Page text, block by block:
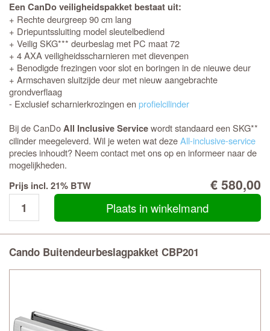
Een CanDo veiligheidspakket bestaat uit:
+ Rechte deurgreep 90 cm lang
+ Driepuntssluiting model sleutelbediend
+ Veilig SKG*** deurbeslag met PC maat 72
+ 4 AXA veiligheidsscharnieren met dievenpen
+ Benodigde frezingen voor slot en boringen in de nieuwe deur
+ Armschaven sluitzijde deur met nieuw aangebrachte
grondverflaag
- Exclusief scharnierkrozingen enprofielcilinder
Bij de CanDoAll Inclusive Servicewordt standaard een SKG**
cilinder meegeleverd. Wil je weten wat dezeAll-inclusive-service
precies inhoudt? Neem contact met ons op en informeer naar de
mogelijkheden.
Prijs incl. 21% BTW
€ 580,00
Plaats in winkelmand
Cando Buitendeurbeslagpakket CBP201